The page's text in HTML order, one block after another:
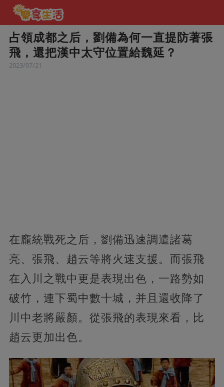
占領成都之后，劉備為何一直提防著張
飛，還把漢中太守位置給魏延？
2023/07/21
在龐統戰死之后，劉備迅速調遣諸葛
亮、張飛、趙云等將火速支援。而張飛
在入川之戰中更是表現出色，一路勢如
破竹，連下蜀中數十城，并且還收降了
川中老將嚴顏。從張飛的表現來看，比
趙云更加出色。